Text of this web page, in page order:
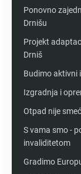
Ponovno
Drnišu
Projekt
Drniš
Budimo aktivni
Izgradnja i
Otpad nije
S vama smo -
invaliditetom
Gradimo